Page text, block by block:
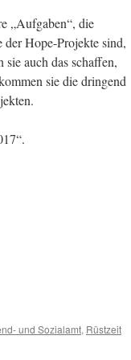
„Aufgaben“, die
der Hope-Projekte sind,
auch das schaffen,
sie die dringend
und Sozialamt, Rüstzeit